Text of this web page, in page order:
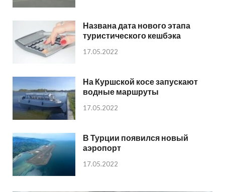
Названа дата нового этапа
туристического кешбэка
17.05.2022
На Куршской косе запускают
водные маршруты
17.05.2022
В Турции появился новый
аэропорт
17.05.2022